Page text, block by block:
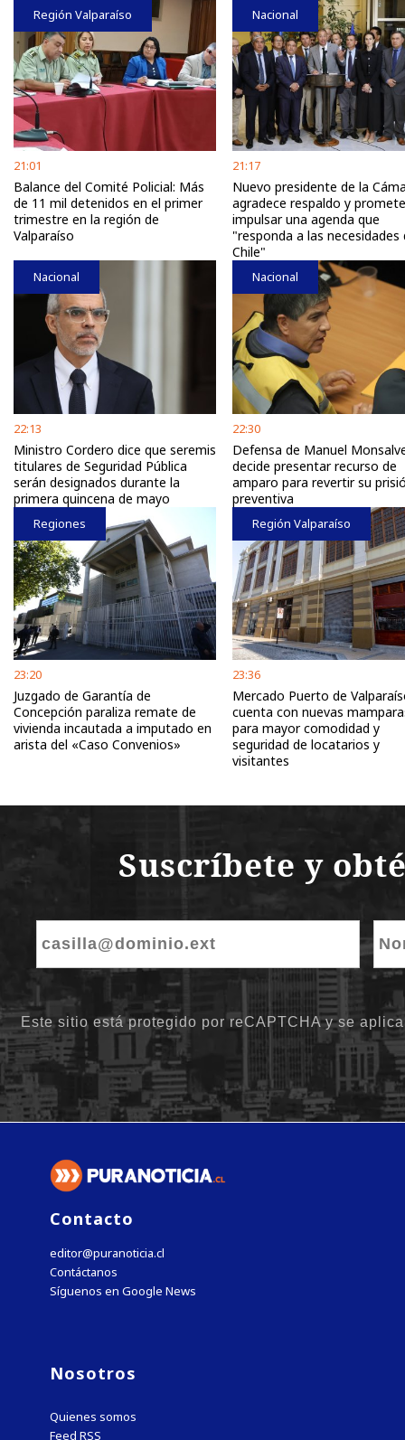
Región Valparaíso
21:01
Balance del Comité Policial: Más
de 11 mil detenidos en el primer
trimestre en la región de
Valparaíso
Nacional
21:17
Nuevo presidente de la
agradece respaldo y promete
impulsar una agenda que
"responda a las necesidades
Chile"
Nacional
22:13
Ministro Cordero dice que seremis
titulares de Seguridad Pública
serán designados durante la
primera quincena de mayo
Nacional
22:30
Defensa de Manuel
decide presentar recurso de
amparo para revertir su
preventiva
Regiones
23:20
Juzgado de Garantía de
Concepción paraliza remate de
vivienda incautada a imputado en
arista del «Caso Convenios»
Región Valparaíso
23:36
Mercado Puerto de
cuenta con nuevas
para mayor comodidad y
seguridad de locatarios y
visitantes
Contacto
editor@puranoticia.cl
Contáctanos
Síguenos en Google News
Nosotros
Quienes somos
Feed RSS